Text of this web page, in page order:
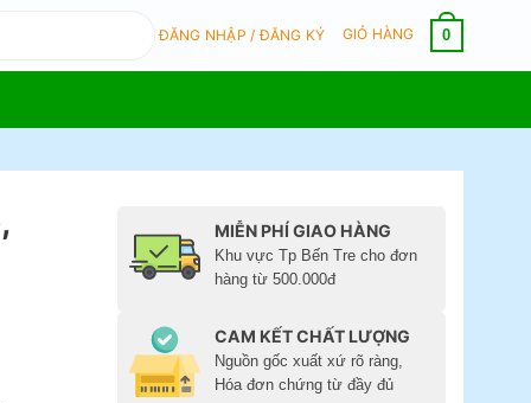
ĐĂNG NHẬP / ĐĂNG KÝ GIỎ HÀNG 0
MIỄN PHÍ GIAO HÀNG
Khu vực Tp Bến Tre cho đơn
hàng từ 500.000đ
CAM KẾT CHẤT LƯỢNG
Nguồn gốc xuất xứ rõ ràng,
Hóa đơn chứng từ đầy đủ